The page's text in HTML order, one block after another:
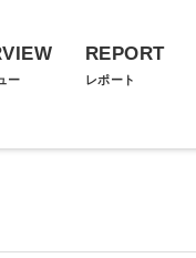
ー
REPORT
レポート